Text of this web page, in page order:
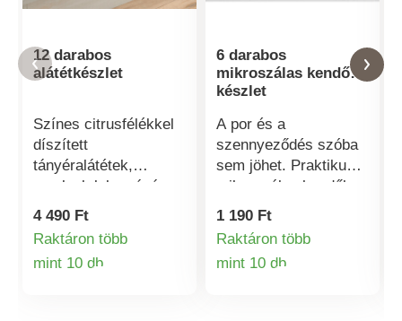
12 darabos
alátétkészlet
Színes citrusfélékkel
díszített
tányéralátétek,
amelyek lakomázásra
és élvezetekre
Letörölhető - így nem
kell asztalterítőket
4 490 Ft
Raktáron több
mint 10 dbTermékinformációk
6 darabos
mikroszálas kendő
készlet
A por és a
szennyeződés szóba
sem jöhet. Praktikus
mikroszálas kendők,
amelyeket minden nap
1 190 Ft
Raktáron több
mint 10 db